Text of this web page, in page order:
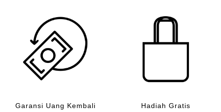
Garansi Uang Kembali Hadiah Gratis